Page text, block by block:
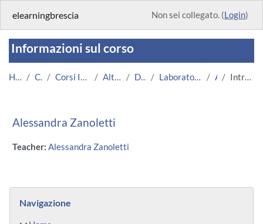
elearningbrescia Non sei collegato. (Login)
Informazioni sul corso
Home Corsi Corsi Istituzionali Altri Corsi DMMT Laboratori individuali AZ Introduzione
Alessandra Zanoletti
Teacher: Alessandra Zanoletti
Blocchi
Navigazione